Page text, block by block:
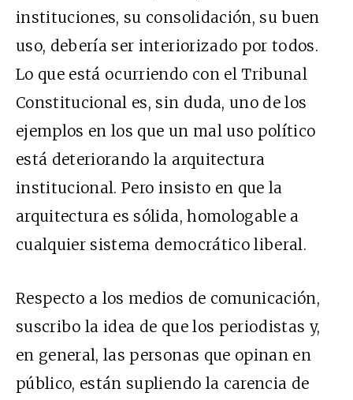
instituciones, su consolidación, su buen
uso, debería ser interiorizado por todos.
Lo que está ocurriendo con el Tribunal
Constitucional es, sin duda, uno de los
ejemplos en los que un mal uso político
está deteriorando la arquitectura
institucional. Pero insisto en que la
arquitectura es sólida, homologable a
cualquier sistema democrático liberal.
Respecto a los medios de comunicación,
suscribo la idea de que los periodistas y,
en general, las personas que opinan en
público, están supliendo la carencia de